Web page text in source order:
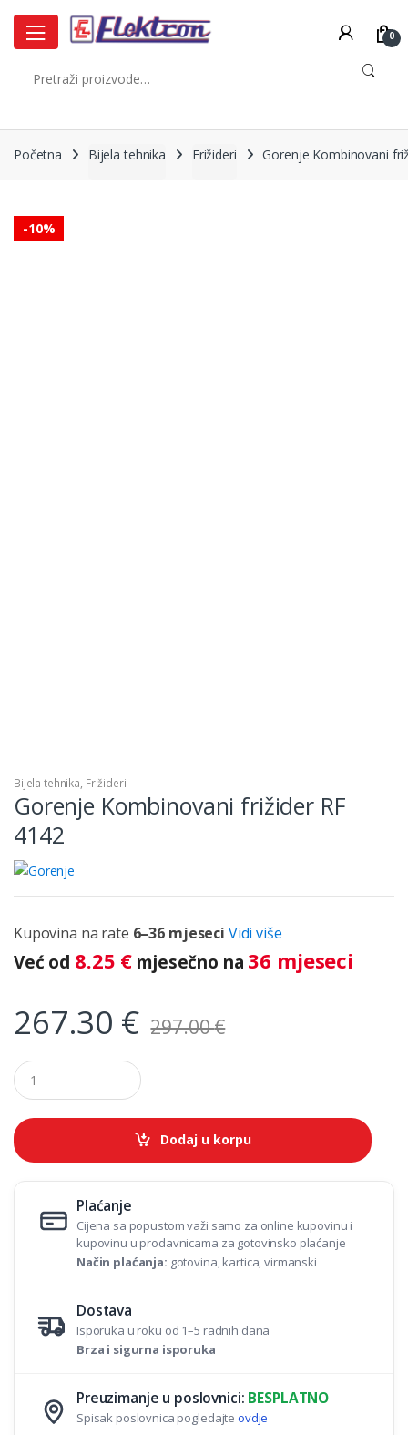
navigation
content
0
Početna Bijela tehnika Frižideri Gorenje Kombinovani
-10%
Bijela tehnika, Frižideri
Gorenje Kombinovani frižider RF
4142
Kupovina na rate 6–36 mjeseci Vidi više
Već od 8.25 € mjesečno na 36 mjeseci
267.30 € 297.00€
Q
u
a
t
i
Dodaj u korpu
Plaćanje
Cijena sa popustom važi samo za online kupovinu i
kupovinu u prodavnicama za gotovinsko plaćanje
Način plaćanja: gotovina, kartica, virmanski
Dostava
Isporuka u roku od 1–5 radnih dana
Brza i sigurna isporuka
Preuzimanje u poslovnici: BESPLATNO
Spisak poslovnica pogledajte ovdje